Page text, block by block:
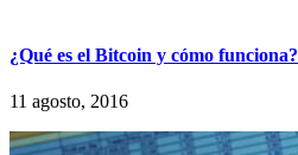
¿Qué es el Bitcoin y cómo funciona?
11 agosto, 2016